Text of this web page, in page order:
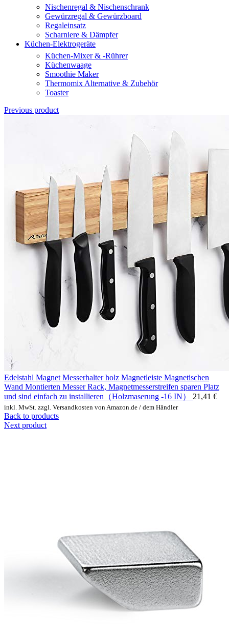
Nischenregal & Nischenschrank
Gewürzregal & Gewürzboard
Regaleinsatz
Scharniere & Dämpfer
Küchen-Elektrogeräte
Küchen-Mixer & -Rührer
Küchenwaage
Smoothie Maker
Thermomix Alternative & Zubehör
Toaster
Previous product
Edelstahl Magnet Messerhalter holz Magnetleiste Magnetischen
Wand Montierten Messer Rack, Magnetmesserstreifen sparen Platz
und sind einfach zu installieren（Holzmaserung -16 IN） 21,41 €
inkl. MwSt. zzgl. Versandkosten von Amazon.de / dem Händler
Back to products
Next product